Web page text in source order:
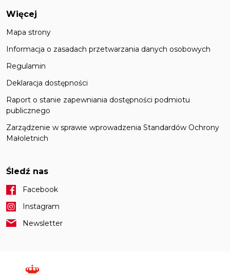
Więcej
Mapa strony
Informacja o zasadach przetwarzania danych osobowych
Regulamin
Deklaracja dostępności
Raport o stanie zapewniania dostępności podmiotu
publicznego
Zarządzenie w sprawie wprowadzenia Standardów Ochrony
Małoletnich
Śledź nas
Facebook
Instagram
Newsletter